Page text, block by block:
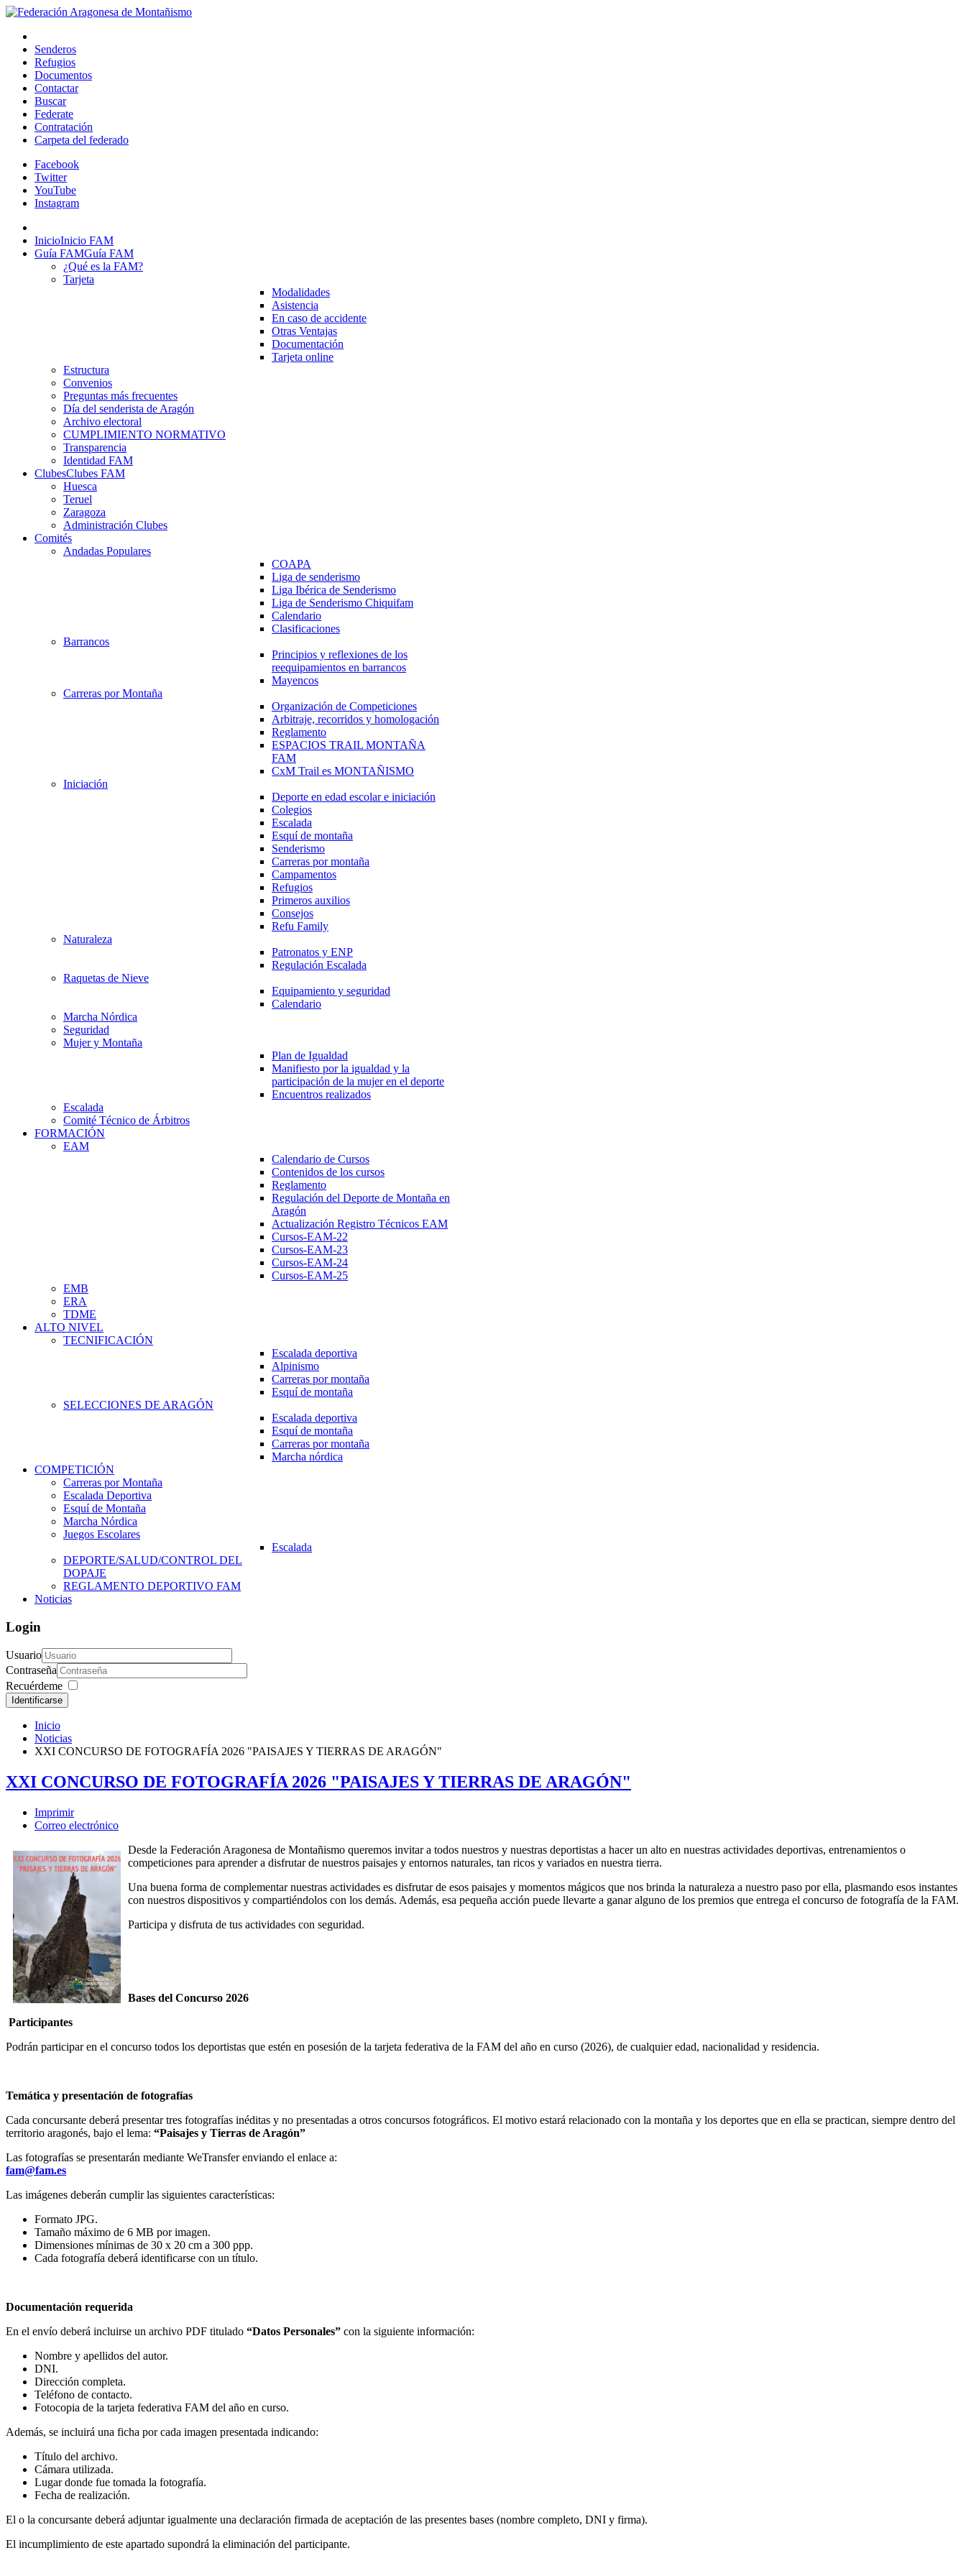
Senderos
Refugios
Documentos
Contactar
Buscar
Federate
Contratación
Carpeta del federado
Facebook
Twitter
YouTube
Instagram
InicioInicio FAM
Guía FAMGuía FAM
¿Qué es la FAM?
Tarjeta
Modalidades
Asistencia
En caso de accidente
Otras Ventajas
Documentación
Tarjeta online
Estructura
Convenios
Preguntas más frecuentes
Día del senderista de Aragón
Archivo electoral
CUMPLIMIENTO NORMATIVO
Transparencia
Identidad FAM
ClubesClubes FAM
Huesca
Teruel
Zaragoza
Administración Clubes
Comités
Andadas Populares
COAPA
Liga de senderismo
Liga Ibérica de Senderismo
Liga de Senderismo Chiquifam
Calendario
Clasificaciones
Barrancos
Principios y reflexiones de los
reequipamientos en barrancos
Mayencos
Carreras por Montaña
Organización de Competiciones
Arbitraje, recorridos y homologación
Reglamento
ESPACIOS TRAIL MONTAÑA
FAM
CxM Trail es MONTAÑISMO
Iniciación
Deporte en edad escolar e iniciación
Colegios
Escalada
Esquí de montaña
Senderismo
Carreras por montaña
Campamentos
Refugios
Primeros auxilios
Consejos
Refu Family
Naturaleza
Patronatos y ENP
Regulación Escalada
Raquetas de Nieve
Equipamiento y seguridad
Calendario
Marcha Nórdica
Seguridad
Mujer y Montaña
Plan de Igualdad
Manifiesto por la igualdad y la
participación de la mujer en el deporte
Encuentros realizados
Escalada
Comité Técnico de Árbitros
FORMACIÓN
EAM
Calendario de Cursos
Contenidos de los cursos
Reglamento
Regulación del Deporte de Montaña en
Aragón
Actualización Registro Técnicos EAM
Cursos-EAM-22
Cursos-EAM-23
Cursos-EAM-24
Cursos-EAM-25
EMB
ERA
TDME
ALTO NIVEL
TECNIFICACIÓN
Escalada deportiva
Alpinismo
Carreras por montaña
Esquí de montaña
SELECCIONES DE ARAGÓN
Escalada deportiva
Esquí de montaña
Carreras por montaña
Marcha nórdica
COMPETICIÓN
Carreras por Montaña
Escalada Deportiva
Esquí de Montaña
Marcha Nórdica
Juegos Escolares
Escalada
DEPORTE/SALUD/CONTROL DEL
DOPAJE
REGLAMENTO DEPORTIVO FAM
Noticias
Login
Usuario
Contraseña
Recuérdeme
Identificarse
Inicio
Noticias
XXI CONCURSO DE FOTOGRAFÍA 2026 "PAISAJES Y TIERRAS DE ARAGÓN"
XXI CONCURSO DE FOTOGRAFÍA 2026 "PAISAJES Y TIERRAS DE ARAGÓN"
Imprimir
Correo electrónico
Desde la Federación Aragonesa de Montañismo queremos invitar a todos nuestros y nuestras deportistas a hacer un alto en nuestras actividades deportivas, entrenamientos o
competiciones para aprender a disfrutar de nuestros paisajes y entornos naturales, tan ricos y variados en nuestra tierra.
Una buena forma de complementar nuestras actividades es disfrutar de esos paisajes y momentos mágicos que nos brinda la naturaleza a nuestro paso por ella, plasmando esos instantes
con nuestros dispositivos y compartiéndolos con los demás. Además, esa pequeña acción puede llevarte a ganar alguno de los premios que entrega el concurso de fotografía de la FAM.
Participa y disfruta de tus actividades con seguridad.
Bases del Concurso 2026
Participantes
Podrán participar en el concurso todos los deportistas que estén en posesión de la tarjeta federativa de la FAM del año en curso (2026), de cualquier edad, nacionalidad y residencia.
Temática y presentación de fotografías
Cada concursante deberá presentar tres fotografías inéditas y no presentadas a otros concursos fotográficos. El motivo estará relacionado con la montaña y los deportes que en ella se practican, siempre dentro del
territorio aragonés, bajo el lema: “Paisajes y Tierras de Aragón”
Las fotografías se presentarán mediante WeTransfer enviando el enlace a:
fam@fam.es
Las imágenes deberán cumplir las siguientes características:
Formato JPG.
Tamaño máximo de 6 MB por imagen.
Dimensiones mínimas de 30 x 20 cm a 300 ppp.
Cada fotografía deberá identificarse con un título.
Documentación requerida
En el envío deberá incluirse un archivo PDF titulado “Datos Personales” con la siguiente información:
Nombre y apellidos del autor.
DNI.
Dirección completa.
Teléfono de contacto.
Fotocopia de la tarjeta federativa FAM del año en curso.
Además, se incluirá una ficha por cada imagen presentada indicando:
Título del archivo.
Cámara utilizada.
Lugar donde fue tomada la fotografía.
Fecha de realización.
El o la concursante deberá adjuntar igualmente una declaración firmada de aceptación de las presentes bases (nombre completo, DNI y firma).
El incumplimiento de este apartado supondrá la eliminación del participante.